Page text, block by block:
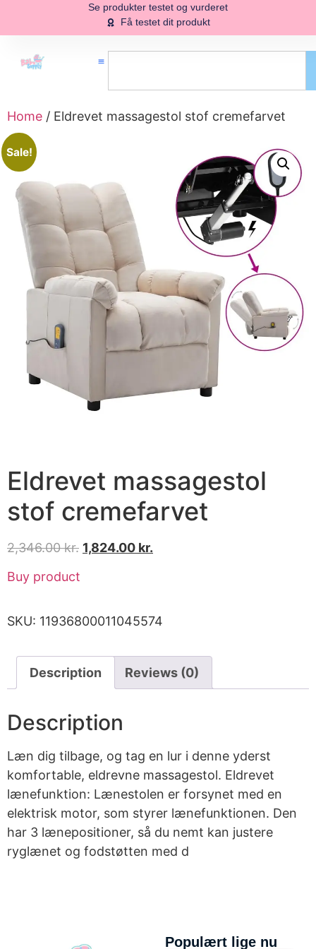
Se produkter testet og vurderet
Få testet dit produkt
Home / Eldrevet massagestol stof cremefarvet
Sale!
Eldrevet massagestol
stof cremefarvet
2,346.00kr. 1,824.00 kr.
Buy product
SKU: 11936800011045574
Description Reviews (0)
Description
Læn dig tilbage, og tag en lur i denne yderst
komfortable, eldrevne massagestol. Eldrevet
lænefunktion: Lænestolen er forsynet med en
elektrisk motor, som styrer lænefunktionen. Den
har 3 lænepositioner, så du nemt kan justere
ryglænet og fodstøtten med d
Populært lige nu